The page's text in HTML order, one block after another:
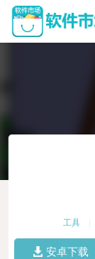
工具
安卓下载